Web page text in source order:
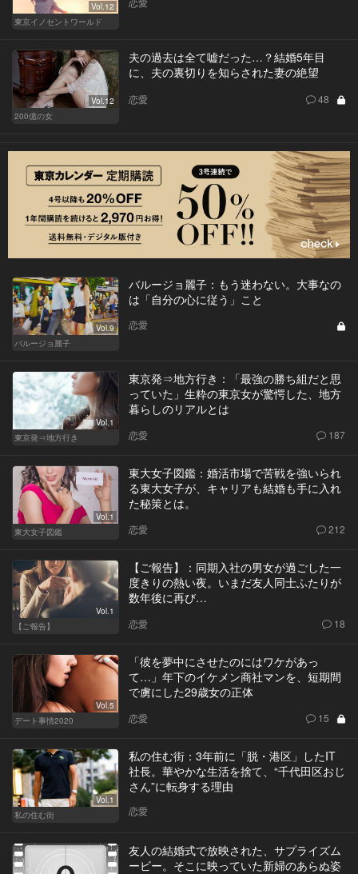
Vol.12
東京イノセントワールド
Vol.12
200億の女
夫の過去は全て嘘だった…？結婚5年目
に、夫の裏切りを知らされた妻の絶望
恋愛 48
Vol.9
バルージョ麗子
バルージョ麗子：もう迷わない。大事なの
は「自分の心に従う」こと
恋愛
Vol.1
東京発⇒地方行き
東京発⇒地方行き：「最強の勝ち組だと思
っていた」生粋の東京女が驚愕した、地方
暮らしのリアルとは
恋愛 187
Vol.1
東大女子図鑑
東大女子図鑑：婚活市場で苦戦を強いられ
る東大女子が、キャリアも結婚も手に入れ
た秘策とは。
恋愛 212
Vol.1
【ご報告】
【ご報告】：同期入社の男女が過ごした一
度きりの熱い夜。いまだ友人同士ふたりが
数年後に再び…
恋愛 18
Vol.5
デート事情2020
「彼を夢中にさせたのにはワケがあっ
て…」年下のイケメン商社マンを、短期間
で虜にした29歳女の正体
恋愛 15
Vol.1
私の住む街
私の住む街：3年前に「脱・港区」したIT
社長。華やかな生活を捨て、“千代田区おじ
さん”に転身する理由
恋愛
友人の結婚式で放映された、サプライズム
ービー。そこに映っていた新婦のあらぬ姿